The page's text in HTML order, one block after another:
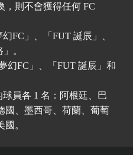
，則不會獲得任何 FC
FC」、「FUT 誕辰」、
。
幻FC」、「FUT 誕辰」和
員各 1 名：阿根廷、巴
國、墨西哥、荷蘭、葡萄
。